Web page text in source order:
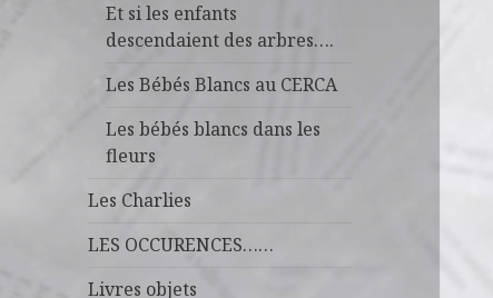
Et si les enfants
descendaient des arbres….
Les Bébés Blancs au CERCA
Les bébés blancs dans les
fleurs
Les Charlies
LES OCCURENCES……
Livres objets